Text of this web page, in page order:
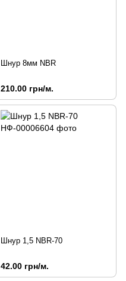
Шнур 8мм NBR
210.00 грн/м.
Шнур 1,5 NBR-70
42.00 грн/м.